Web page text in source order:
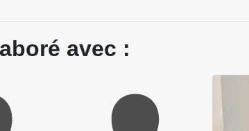
avec :